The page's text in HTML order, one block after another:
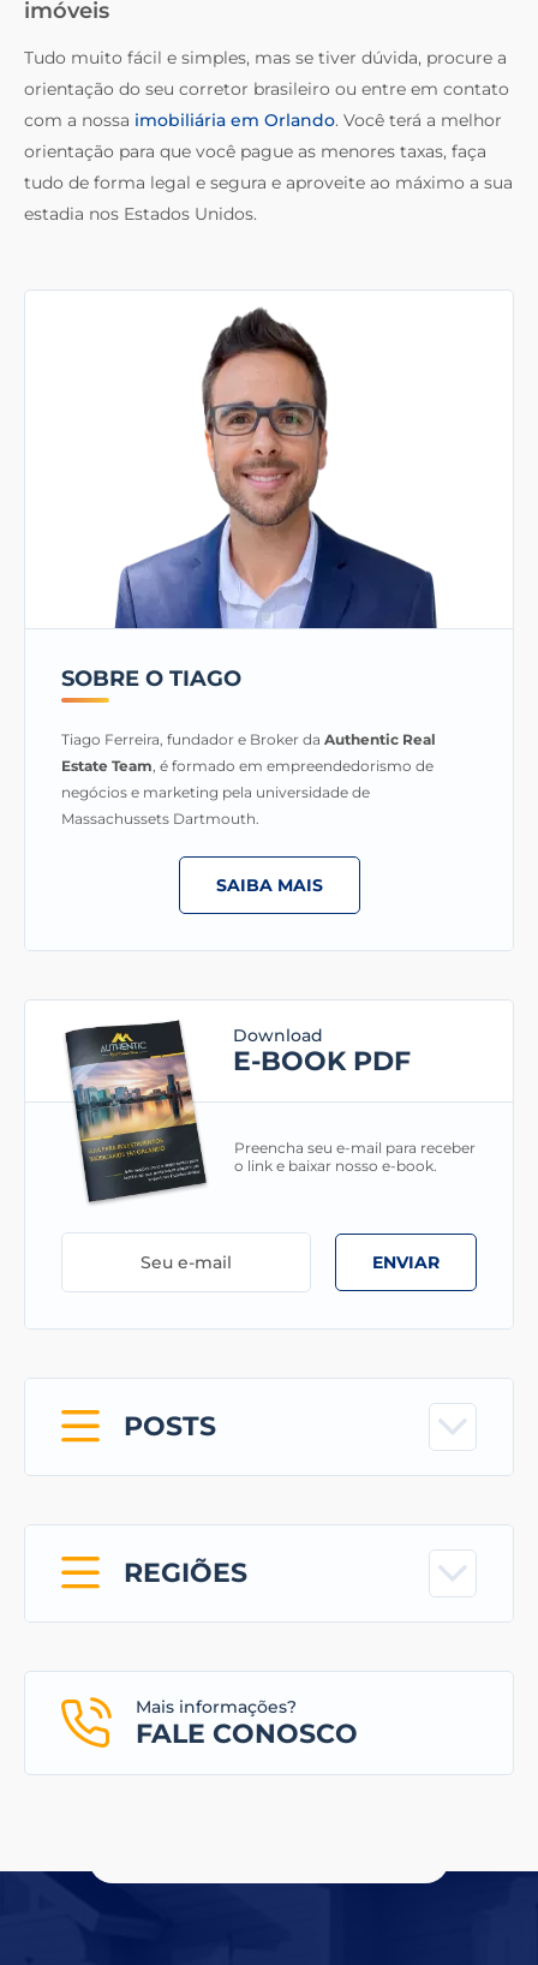
imóveis
Tudo muito fácil e simples, mas se tiver dúvida, procure a
orientação do seu corretor brasileiro ou entre em contato
com a nossa imobiliária em Orlando. Você terá a melhor
orientação para que você pague as menores taxas, faça
tudo de forma legal e segura e aproveite ao máximo a sua
estadia nos Estados Unidos.
SOBRE O TIAGO
Tiago Ferreira, fundador e Broker da Authentic Real
Estate Team , é formado em empreendedorismo de
negócios e marketing pela universidade de
Massachussets Dartmouth.
SAIBA MAIS
Download
E-BOOK PDF
Preencha seu e-mail para receber
o link e baixar nosso e-book.
ENVIAR
POSTS
REGIÕES
Mais informações?
FALE CONOSCO